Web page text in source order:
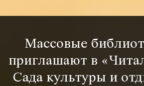
Массовые
приглашают в
Сада культуры и